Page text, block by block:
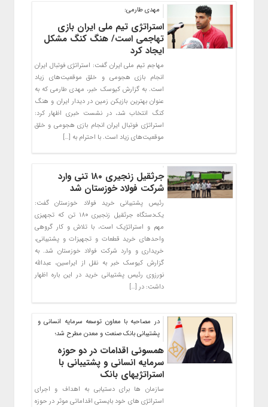
مهدی طارمی:
استراتژی تیم ملی ایران بازی
تهاجمی است/ هنگ کنگ مشکل
ایجاد کرد
مهاجم تیم ملی ایران گفت: استراتژی فوتبال ایران
انجام بازی هجومی و خلق موقعیت‌های زیاد
است. به گزارش کیوسک خبر، مهدی طارمی که به
عنوان بهترین بازیکن زمین در دیدار ایران و هنگ
کنگ انتخاب شد، در نشست خبری اظهار کرد:
استراتژی فوتبال ایران انجام بازی هجومی و خلق
موقعیت‌های زیاد است. با احترام به […]
جرثقیل زنجیری ۱۸۰ تنی وارد
شرکت فولاد خوزستان شد
رئیس پشتیبانی خرید فولاد خوزستان گفت:
یک‌دستگاه جرثقیل زنجیری ۱۸۰ تن که تجهیزی
مهم و استراتژیک است، با تلاش و کار گروهی
واحدهای خرید قطعات و تجهیزات و پشتیبانی،
خریداری و وارد شرکت فولاد خوزستان شد. به
گزارش کیوسک خبر به نقل از ایراسین، عبدالله
نورزوی رئیس پشتیبانی خرید در این باره اظهار
داشت: در […]
در مصاحبه با معاون توسعه سرمایه انسانی و
پشتیبانی بانک صنعت و معدن مطرح شد؛
همسوئی اقدامات در دو حوزه
سرمایه انسانی و پشتیبانی با
استراتژیهای بانک
سازمان ها برای دستیابی به اهداف و اجرای
استراتژی های خود بایستی اقداماتی موثر در حوزه